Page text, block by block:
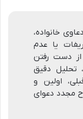
خانواده،
یا عدم
از دست رفتن
تحلیل دقیق
اولین و
مجدد دعوای